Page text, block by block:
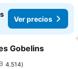
Ver precios
favoritos
Gobelins
4.514